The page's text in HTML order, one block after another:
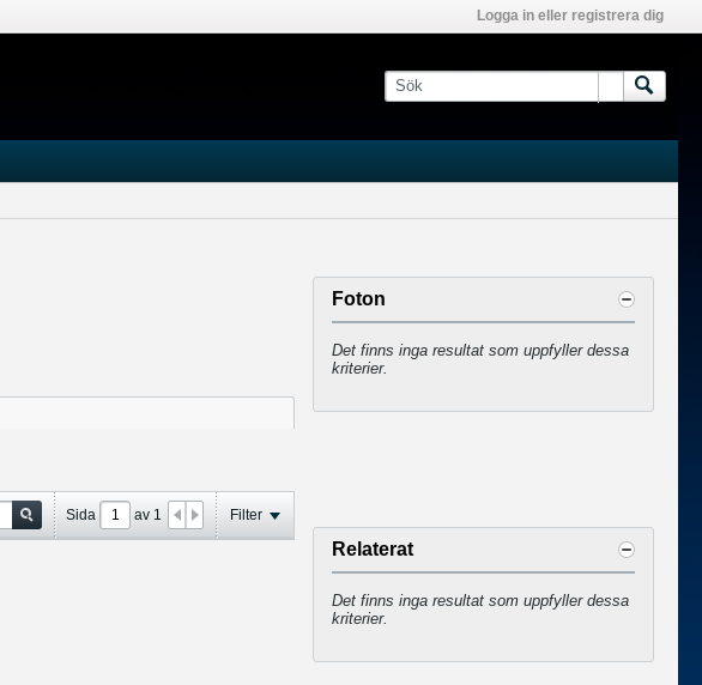
Logga in eller registrera dig
Sida av 1 Filter
Foton
Det finns inga resultat som uppfyller dessa
kriterier.
Relaterat
Det finns inga resultat som uppfyller dessa
kriterier.